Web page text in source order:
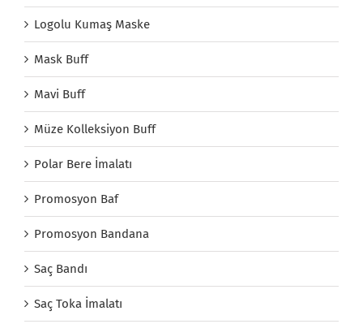
Logolu Kumaş Maske
Mask Buff
Mavi Buff
Müze Kolleksiyon Buff
Polar Bere İmalatı
Promosyon Baf
Promosyon Bandana
Saç Bandı
Saç Toka İmalatı